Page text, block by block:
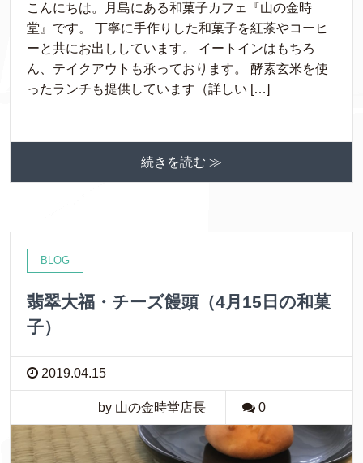
こんにちは。月島にある和菓子カフェ『山の金時
堂』です。 丁寧に手作りした和菓子を紅茶やコーヒ
ーと共にお出ししています。 イートインはもちろ
ん、テイクアウトも承っております。 酵素玄米を使
ったランチも提供しています（詳しい […]
続きを読む ≫
BLOG
翡翠大福・チーズ饅頭（4月15日の和菓
子）
2019.04.15
by 山の金時堂店長 0